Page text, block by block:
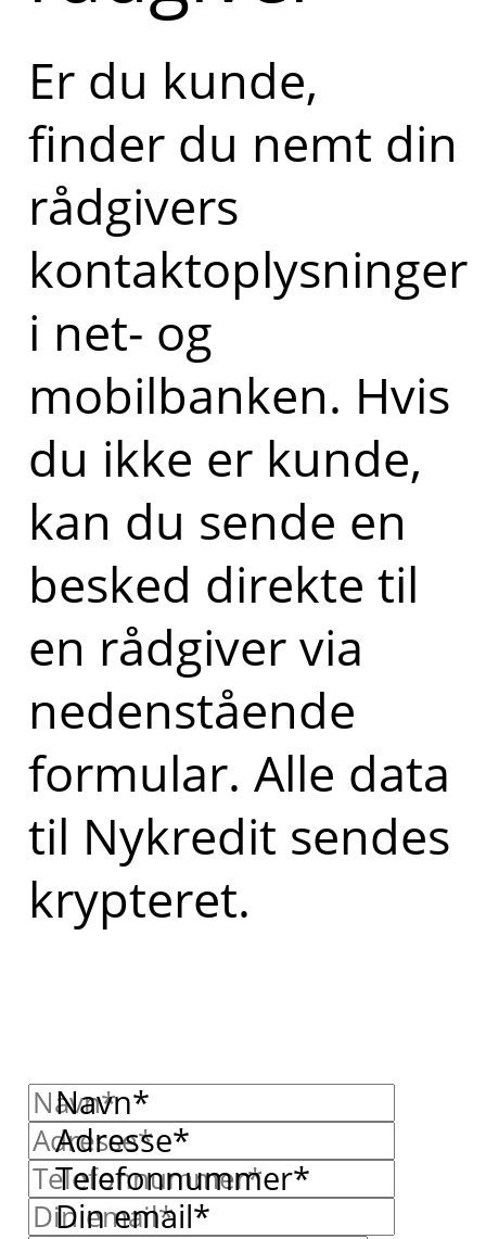
Er du kunde,
finder du nemt din
rådgivers
kontaktoplysninger
i net- og
mobilbanken. Hvis
du ikke er kunde,
kan du sende en
besked direkte til
en rådgiver via
nedenstående
formular. Alle data
til Nykredit sendes
krypteret.
Navn*
Adresse*
Telefonnummer*
Din email*